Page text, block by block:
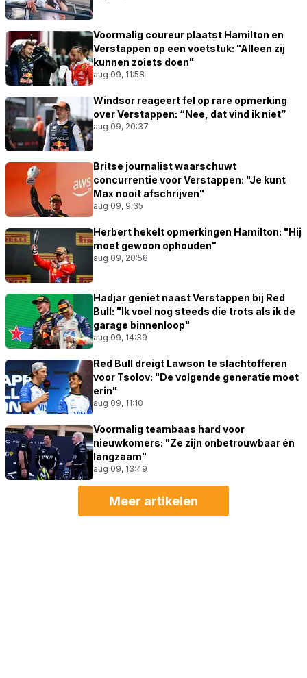
Voormalig coureur plaatst Hamilton en
Verstappen op een voetstuk: "Alleen zij
kunnen zoiets doen"
aug 09, 11:58
Windsor reageert fel op rare opmerking
over Verstappen: “Nee, dat vind ik niet”
aug 09, 20:37
Britse journalist waarschuwt
concurrentie voor Verstappen: "Je kunt
Max nooit afschrijven"
aug 09, 9:35
Herbert hekelt opmerkingen Hamilton: "Hij
moet gewoon ophouden"
aug 09, 20:58
Hadjar geniet naast Verstappen bij Red
Bull: "Ik voel nog steeds die trots als ik de
garage binnenloop"
aug 09, 14:39
Red Bull dreigt Lawson te slachtofferen
voor Tsolov: "De volgende generatie moet
erin"
aug 09, 11:10
Voormalig teambaas hard voor
nieuwkomers: "Ze zijn onbetrouwbaar én
langzaam"
aug 09, 13:49
Meer artikelen